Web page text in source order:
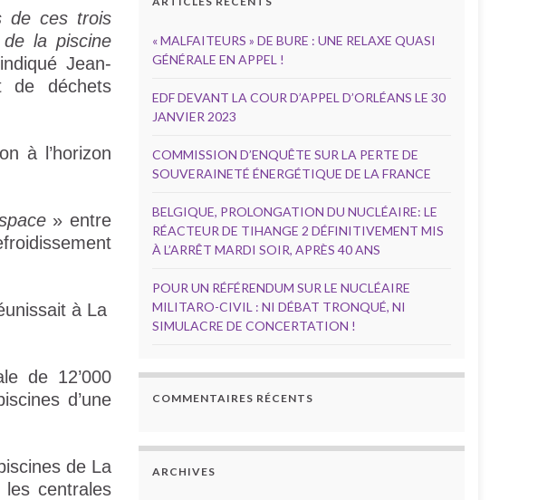
de ces trois
la piscine
Jean-
de déchets
à l’horizon
» entre
à La
de 12’000
d’une
de La
les centrales
« MALFAITEURS » DE BURE : UNE RELAXE QUASI
GÉNÉRALE EN APPEL !
EDF DEVANT LA COUR D’APPEL D’ORLÉANS LE 30
JANVIER 2023
COMMISSION D’ENQUÊTE SUR LA PERTE DE
SOUVERAINETÉ ÉNERGÉTIQUE DE LA FRANCE
BELGIQUE, PROLONGATION DU NUCLÉAIRE: LE
RÉACTEUR DE TIHANGE 2 DÉFINITIVEMENT MIS
À L’ARRÊT MARDI SOIR, APRÈS 40 ANS
POUR UN RÉFÉRENDUM SUR LE NUCLÉAIRE
MILITARO-CIVIL : NI DÉBAT TRONQUÉ, NI
SIMULACRE DE CONCERTATION !
COMMENTAIRES RÉCENTS
ARCHIVES